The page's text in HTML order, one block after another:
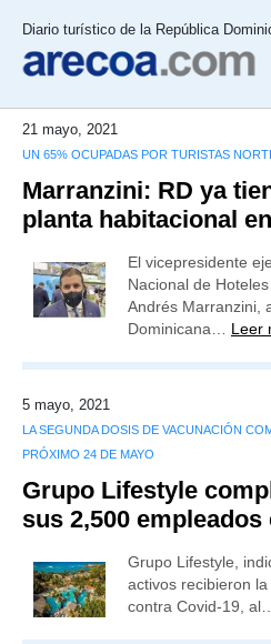
Diario turístico de la República
21 mayo, 2021
UN 65% OCUPADAS POR TURISTAS
Marranzini: RD ya
planta habitacional
El vicepresidente
Nacional de
Andrés Marranzini,
Dominicana… Leer
5 mayo, 2021
LA SEGUNDA DOSIS DE VACUNACIÓN
PRÓXIMO 24 DE MAYO
Grupo Lifestyle
sus 2,500
Grupo Lifestyle,
activos recibieron
contra Covid-19, al…